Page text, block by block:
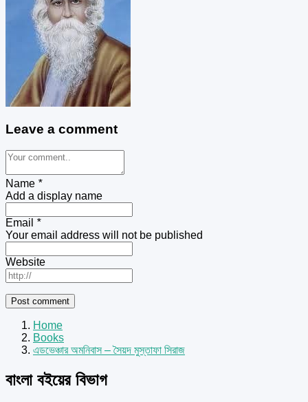
Leave a comment
Name *
Add a display name
Email *
Your email address will not be published
Website
Home
Books
এডভেঞ্চার অমনিবাস – সৈয়দ মুস্তাফা সিরাজ
বাংলা বইয়ের বিভাগ